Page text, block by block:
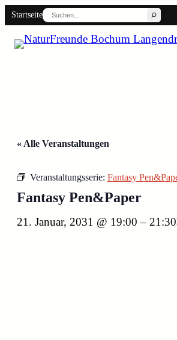
Startseite
Suchen
Back
« Alle Veranstaltungen
Veranstaltungsserie: Fantasy
Fantasy Pen&Paper
21. Januar, 2031 @ 19:00 – 21:30